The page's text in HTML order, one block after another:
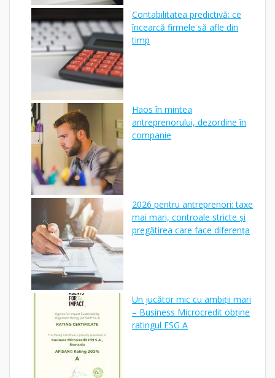
Contabilitatea predictivă: ce
încearcă firmele să afle din
timp
Haos în mintea
antreprenorului, dezordine în
companie
2026 pentru antreprenori: taxe
mai mari, controale stricte și
pregătirea care face diferența
Un jucător mic cu ambiții mari
– Business Microcredit obține
ratingul ESG A